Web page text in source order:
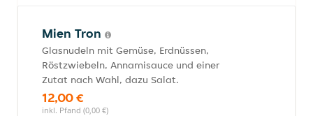
Mien Tron
Glasnudeln mit Gemüse, Erdnüssen,
Röstzwiebeln, Annamisauce und einer
Zutat nach Wahl, dazu Salat.
12,00 €
inkl. Pfand (0,00 €)